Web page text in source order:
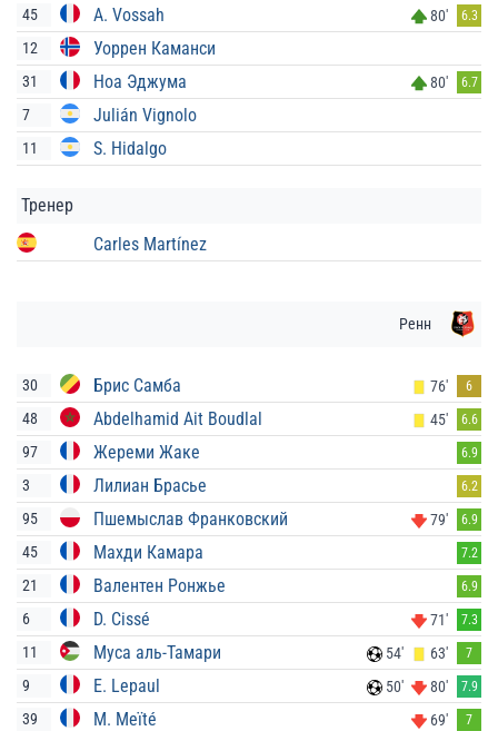
45 A. Vossah 80' 6.3
12 Уоррен Каманси
31 Ноа Эджума 80' 6.7
7 Julián Vignolo
11 S. Hidalgo
Тренер
Carles Martínez
Ренн
30 Брис Самба 76' 6
48 Abdelhamid Ait Boudlal 45' 6.6
97 Жереми Жаке 6.9
3 Лилиан Брасье 6.2
95 Пшемыслав Франковский 79' 6.9
45 Махди Камара 7.2
21 Валентен Ронжье 6.9
6 D. Cissé 71' 7.3
11 Муса аль-Тамари 54' 63' 7
9 E. Lepaul 50' 80' 7.9
39 M. Meïté 69' 7